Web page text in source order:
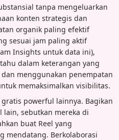
tanpa mengeluarkan
konten strategis dan
organik paling efektif
sesuai jam paling aktif
Insights untuk data ini),
dalam keterangan yang
menggunakan penempatan
memaksimalkan visibilitas.
powerful lainnya. Bagikan
sebutkan mereka di
buat Reel yang
mendatang. Berkolaborasi